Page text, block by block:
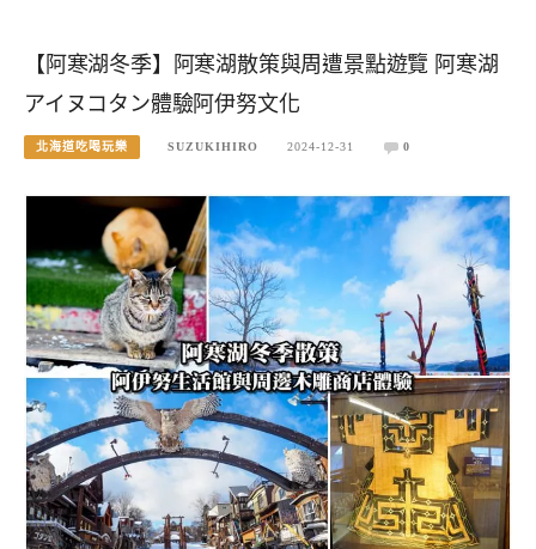
【阿寒湖冬季】阿寒湖散策與周遭景點遊覽 阿寒湖
アイヌコタン體驗阿伊努文化
北海道吃喝玩樂 SUZUKIHIRO 2024-12-31 0